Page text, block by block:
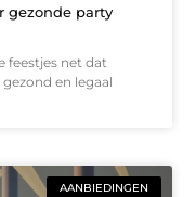
gezonde party
feestjes net dat
en legaal
AANBIEDINGEN